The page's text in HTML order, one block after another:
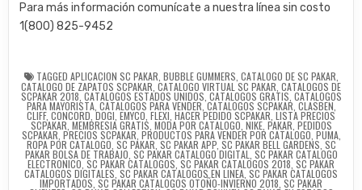
Para más información comunícate a nuestra línea sin costo
1(800) 825-9452
TAGGED APLICACION SC PAKAR, BUBBLE GUMMERS, CATALOGO DE SC PAKAR,
CATALOGO DE ZAPATOS SCPAKAR, CATALOGO VIRTUAL SC PAKAR, CATALOGOS DE
SCPAKAR 2018, CATALOGOS ESTADOS UNIDOS, CATALOGOS GRATIS, CATALOGOS
PARA MAYORISTA, CATALOGOS PARA VENDER,CATALOGOS SCPAKAR, CLASBEN,
CLIFF, CONCORD, DOGI, EMYCO, FLEXI, HACER PEDIDO SCPAKAR, LISTA PRECIOS
SCPAKAR, MEMBRESIA GRATIS, MODA POR CATALOGO, NIKE, PAKAR, PEDIDOS
SCPAKAR, PRECIOS SCPAKAR, PRODUCTOS PARA VENDER POR CATALOGO, PUMA,
ROPA POR CATALOGO, SC PAKAR, SC PAKAR APP, SC PAKAR BELL GARDENS, SC
PAKAR BOLSA DE TRABAJO, SC PAKAR CATALOGO DIGITAL, SC PAKAR CATALOGO
ELECTRONICO, SC PAKAR CATALOGOS, SC PAKAR CATALOGOS 2018, SC PAKAR
CATALOGOS DIGITALES, SC PAKAR CATALOGOS EN LINEA, SC PAKAR CATALOGOS
IMPORTADOS, SC PAKAR CATALOGOS OTOÑO-INVIERNO 2018, SC PAKAR